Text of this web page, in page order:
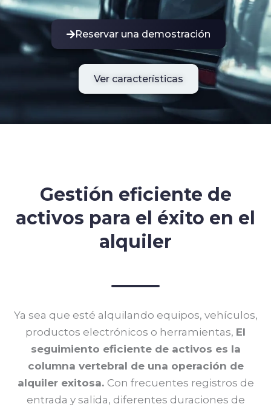
Reservar una demostración
Ver características
Gestión eficiente de
activos para el éxito en el
alquiler
Ya sea que esté alquilando equipos, vehículos,
productos electrónicos o herramientas, El
seguimiento eficiente de activos es la
columna vertebral de una operación de
alquiler exitosa. Con frecuentes registros de
entrada y salida, diferentes duraciones de